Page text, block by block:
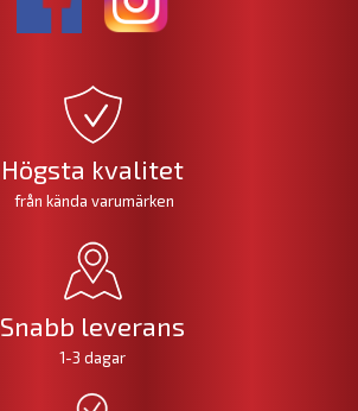
Högsta kvalitet
från kända varumärken
Snabb leverans
1-3 dagar